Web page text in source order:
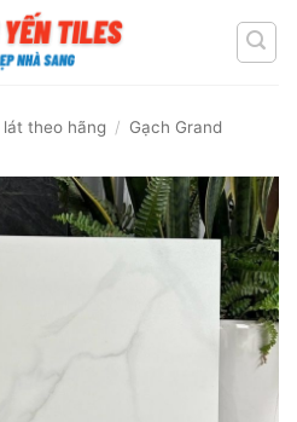
lát theo hãng / Gạch Grand